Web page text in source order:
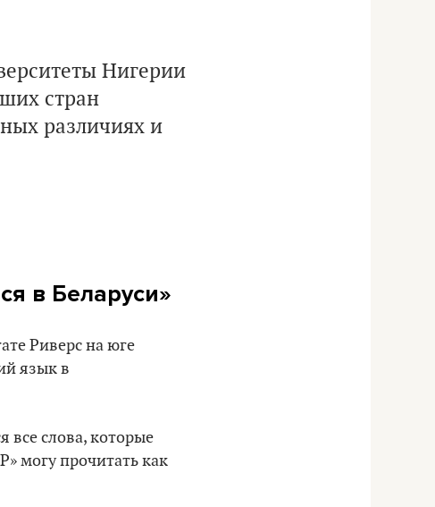
Нигерии
стран
различиях и
в Беларуси»
Риверс на юге
язык в
все слова, которые
могу прочитать как